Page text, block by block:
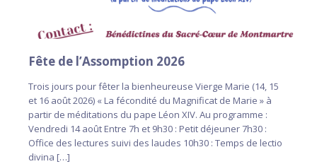
Fête de l’Assomption 2026
Trois jours pour fêter la bienheureuse Vierge Marie (14, 15
et 16 août 2026) « La fécondité du Magnificat de Marie » à
partir de méditations du pape Léon XIV. Au programme :
Vendredi 14 août Entre 7h et 9h30 : Petit déjeuner 7h30 :
Office des lectures suivi des laudes 10h30 : Temps de lectio
divina […]